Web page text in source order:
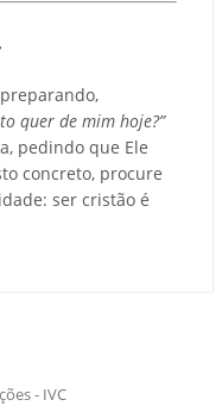
quer de mim hoje?”
pedindo que Ele
concreto, procure
ser cristão é
- IVC